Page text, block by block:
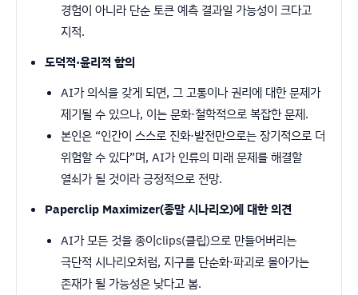
경험이 아니라 단순 토큰 예측 결과일 가능성이 크다고
지적.
도덕적·윤리적 함의
AI가 의식을 갖게 되면, 그 고통이나 권리에 대한 문제가
제기될 수 있으나, 이는 문화·철학적으로 복잡한 문제.
본인은 “인간이 스스로 진화·발전만으로는 장기적으로 더
위험할 수 있다”며, AI가 인류의 미래 문제를 해결할
열쇠가 될 것이라 긍정적으로 전망.
Paperclip Maximizer(종말 시나리오)에 대한 의견
AI가 모든 것을 종이clips(클립)으로 만들어버리는
극단적 시나리오처럼, 지구를 단순화·파괴로 몰아가는
존재가 될 가능성은 낮다고 봄.